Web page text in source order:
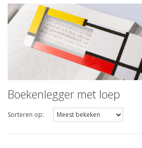
Boekenlegger met loep
Sorteren op: